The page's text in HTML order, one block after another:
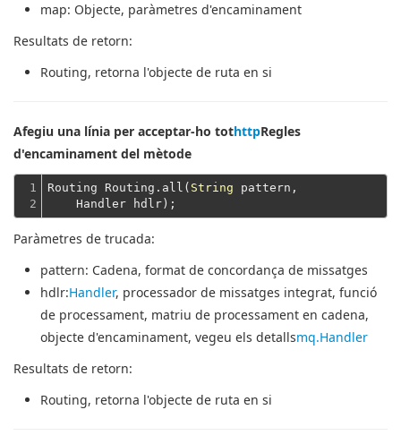
map: Objecte, paràmetres d'encaminament
Resultats de retorn:
Routing, retorna l'objecte de ruta en si
Afegiu una línia per acceptar-ho tothttpRegles
d'encaminament del mètode
1
2
Routing Routing.all( String pattern,
    Handler hdlr);
Paràmetres de trucada:
pattern: Cadena, format de concordança de missatges
hdlr:Handler, processador de missatges integrat, funció
de processament, matriu de processament en cadena,
objecte d'encaminament, vegeu els detallsmq.Handler
Resultats de retorn:
Routing, retorna l'objecte de ruta en si